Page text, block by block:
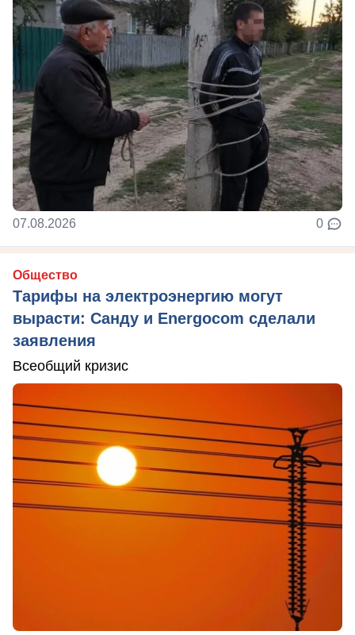
07.08.2026 0
Общество
Тарифы на электроэнергию могут
вырасти: Санду и Energocom сделали
заявления
Всеобщий кризис